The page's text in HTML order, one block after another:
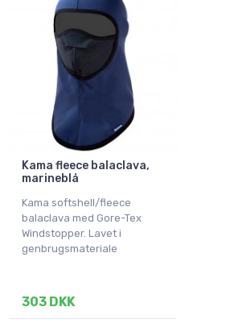
Kama fleece balaclava,
marineblå
Kama softshell/fleece
balaclava med Gore-Tex
Windstopper. Lavet i
genbrugsmateriale
303 DKK